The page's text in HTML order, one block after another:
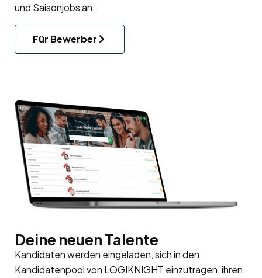
und Saisonjobs an.
Für Bewerber
Deine neuen Talente
Kandidaten werden eingeladen, sich in den
Kandidatenpoolvon LOGIKNIGHT einzutragen, ihren